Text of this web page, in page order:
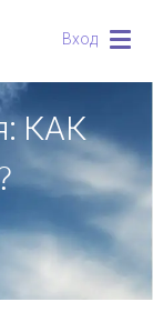
Вход
КАК